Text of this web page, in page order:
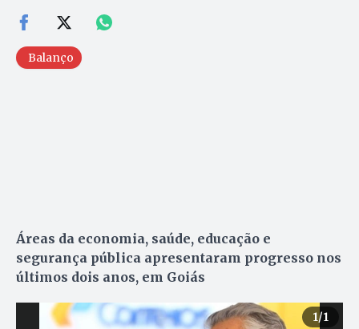
Balanço
Áreas da economia, saúde, educação e
segurança pública apresentaram progresso nos
últimos dois anos, em Goiás
1/1